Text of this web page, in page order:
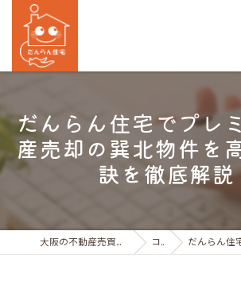
だんらん住宅でプレ
産売却の巽北物件を
訣を徹底解
大阪の不動産売買ならだんらん住宅株式会社 コラム だんらん住宅でプレミアム